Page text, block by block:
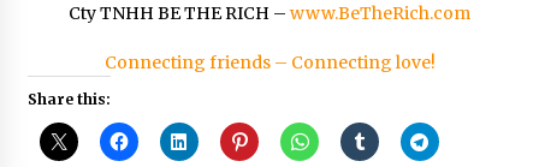
Cty TNHH BE THE RICH – www.BeTheRich.com
Connecting friends – Connecting love!
Share this: